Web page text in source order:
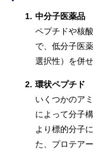
1. 中分子医薬品
ペプチドや核
で、低分子医
選択性）を併
2. 環状ペプチド
いくつかのア
によって分子
より標的分子
た、プロテア